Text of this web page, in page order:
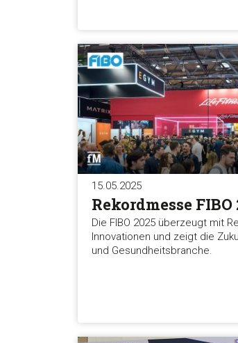
15.05.2025
Rekordmesse FIBO
Die FIBO 2025 überzeugt mit
Innovationen und zeigt die
und Gesundheitsbranche.